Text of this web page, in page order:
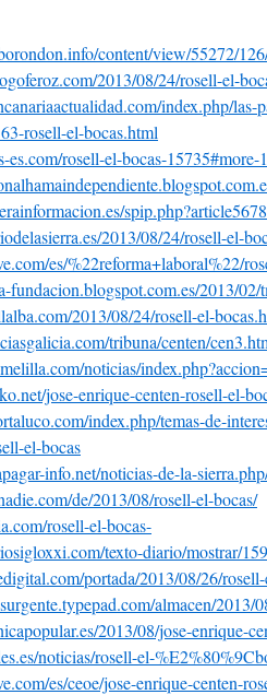
content/view/55272/
2013/08/24/rosell-el-
index.php/las-
rosell-el-bocas.html
es.com/rosell-el-bocas-15735#more-
es/
es/2013/08/24/rosell-el-
es/%22reforma+laboral%22/
fundacion.blogspot.com.es/2013/02/
2013/08/24/rosell-el-bocas.
com/tribuna/centen/
noticias/
jose-enrique-centen-rosell-el-
index.php/temas-de-
el-bocas
info.net/noticias-de-la-sierra.php
de/2013/08/rosell-el-bocas/
rosell-el-bocas-
texto-diario/mostrar/
portada/2013/08/26/
typepad.com/almacen/2013/
2013/08/jose-enrique-
noticias/rosell-el-%E2%80%
es/ceoe/jose-enrique-centen-